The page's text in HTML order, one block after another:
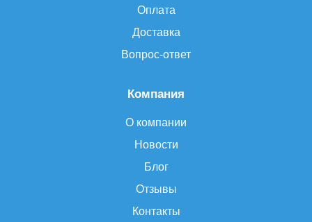
Компания
О компании
Новости
Блог
Отзывы
Контакты
Оплата
Доставка
Вопрос-ответ